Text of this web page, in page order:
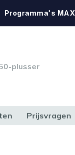
Programma's MAX
plusser
Prijsvragen